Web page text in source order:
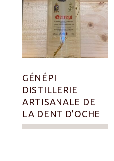
GÉNÉPI
DISTILLERIE
ARTISANALE DE
LA DENT D’OCHE